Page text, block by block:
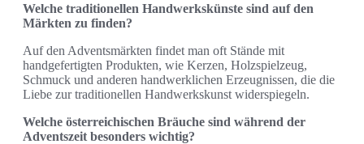
Welche traditionellen Handwerkskünste sind auf den
Märkten zu finden?
Auf den Adventsmärkten findet man oft Stände mit
handgefertigten Produkten, wie Kerzen, Holzspielzeug,
Schmuck und anderen handwerklichen Erzeugnissen, die die
Liebe zur traditionellen Handwerkskunst widerspiegeln.
Welche österreichischen Bräuche sind während der
Adventszeit besonders wichtig?